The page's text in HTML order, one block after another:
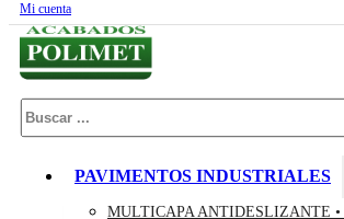
Mi cuenta
Buscar
PAVIMENTOS INDUSTRIALES
MULTICAPA ANTIDESLIZANTE •